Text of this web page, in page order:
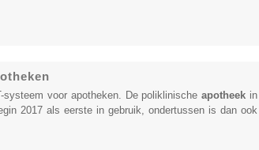
systeem voor apotheken. De poliklinischeapotheek in
2017 als eerste in gebruik, ondertussen is dan ook